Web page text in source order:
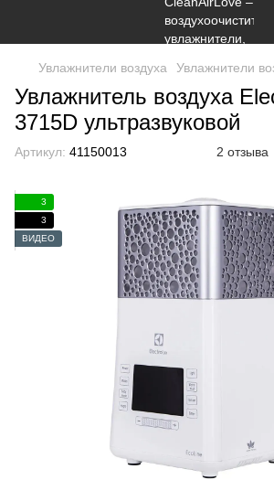
Увлажнители воздуха Увлажнители
Увлажнитель воздуха
3715D ультразвуковой
Артикул: 41150013 2 отзыва
3
3
ВИДЕО